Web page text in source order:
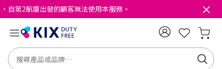
・自第2航廈出發的顧客無法使用本服務。